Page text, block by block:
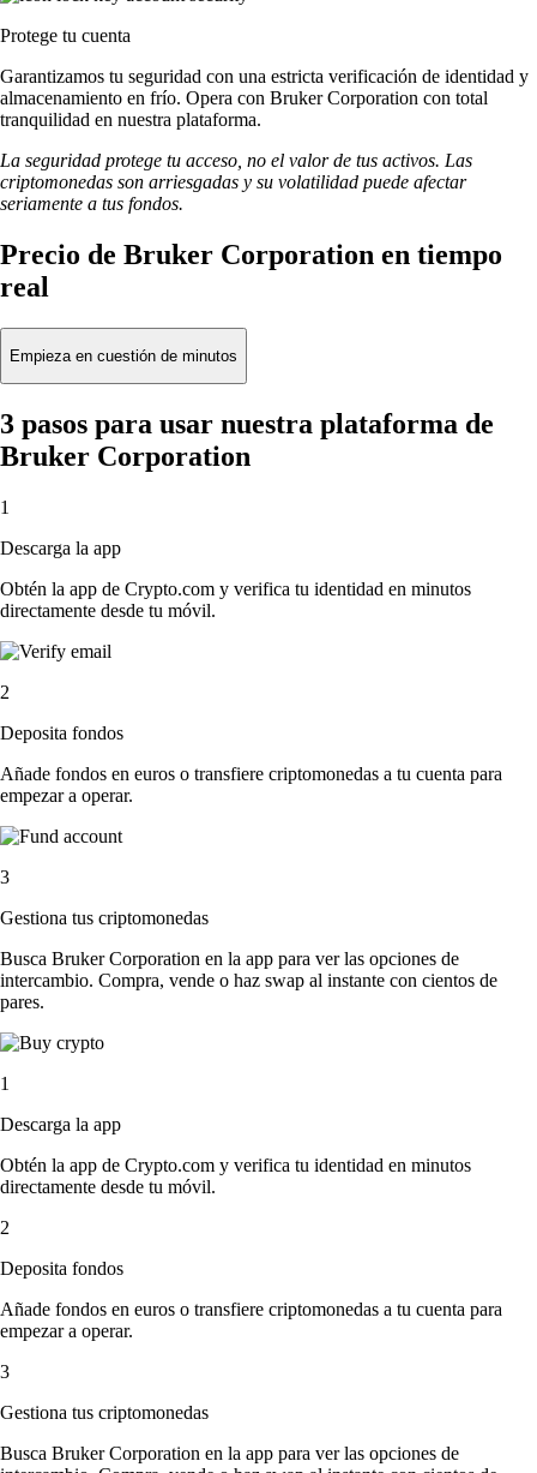
Protege tu cuenta
Garantizamos tu seguridad con una estricta verificación de identidad y
almacenamiento en frío. Opera con Bruker Corporation con total
tranquilidad en nuestra plataforma.
La seguridad protege tu acceso, no el valor de tus activos. Las
criptomonedas son arriesgadas y su volatilidad puede afectar
seriamente a tus fondos.
Precio de Bruker Corporation en tiempo
real
Empieza en cuestión de minutos
3 pasos para usar nuestra plataforma de
Bruker Corporation
1
Descarga la app
Obtén la app de Crypto.com y verifica tu identidad en minutos
directamente desde tu móvil.
2
Deposita fondos
Añade fondos en euros o transfiere criptomonedas a tu cuenta para
empezar a operar.
3
Gestiona tus criptomonedas
Busca Bruker Corporation en la app para ver las opciones de
intercambio. Compra, vende o haz swap al instante con cientos de
pares.
1
Descarga la app
Obtén la app de Crypto.com y verifica tu identidad en minutos
directamente desde tu móvil.
2
Deposita fondos
Añade fondos en euros o transfiere criptomonedas a tu cuenta para
empezar a operar.
3
Gestiona tus criptomonedas
Busca Bruker Corporation en la app para ver las opciones de